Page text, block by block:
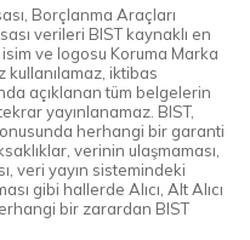
Borçlanma Araçları
verileri BIST kaynaklı en
ve logosu Koruma Marka
kullanılamaz, iktibas
açıklanan tüm belgelerin
yayınlanamaz. BIST,
herhangi bir garanti
verinin ulaşmaması,
veri yayın sistemindeki
gibi hallerde Alıcı, Alt Alıcı
bir zarardan BIST